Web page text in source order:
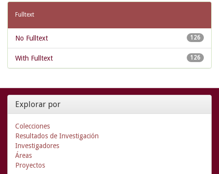
Fulltext
126
No Fulltext
126
With Fulltext
Explorar por
Colecciones
Resultados de Investigación
Investigadores
Áreas
Proyectos